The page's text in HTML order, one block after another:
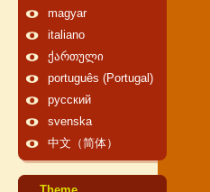
magyar
italiano
ქართული
português (Portugal)
русский
svenska
中文（简体）